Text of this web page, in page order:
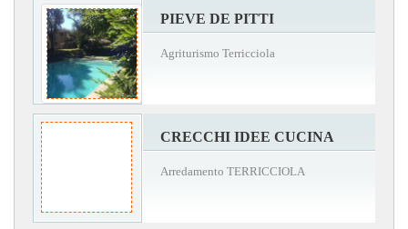
PIEVE DE PITTI
Agriturismo Terricciola
CRECCHI IDEE CUCINA
Arredamento TERRICCIOLA